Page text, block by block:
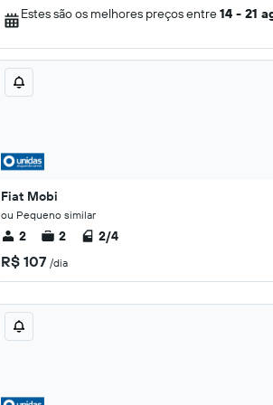
Estes são os melhores preços entre14 - 21
Fiat Mobi
ou Pequeno similar
2 2 2/4
R$ 107 /dia